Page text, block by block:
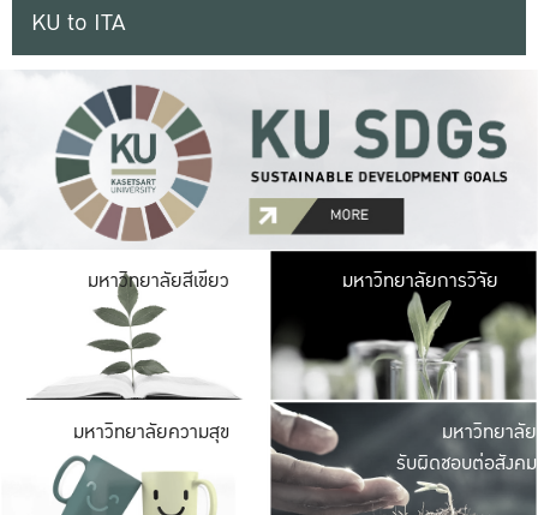
KU to ITA
มหาวิทยาลัยสีเขียว มหาวิ
มีพื้นที่เขียวสดใส
เป็นป่าในเมือง เกษต
มหาวิทยาลัยการวิจัย
มหาวิทยาลัยความสุข มหาวิ
ค
เปิดประ
และพบเรื่องราวใ
มหาวิทยาลัย
รับผิดชอบต่อสังคม